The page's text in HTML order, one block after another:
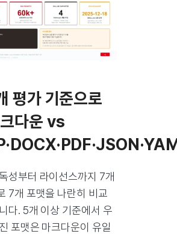
평가 기준으로
다운 vs
성부터 라이선스까지 7개
7개 포맷을 나란히 비교
다. 5개 이상 기준에서 우
포맷은 마크다운이 유일